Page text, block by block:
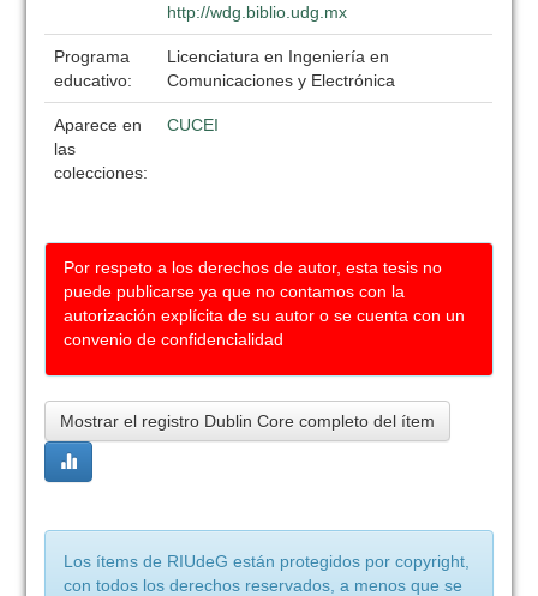
http://wdg.biblio.udg.mx
Programa
educativo:
Licenciatura en Ingeniería en
Comunicaciones y Electrónica
Aparece en
las
colecciones:
CUCEI
Por respeto a los derechos de autor, esta tesis no
puede publicarse ya que no contamos con la
autorización explícita de su autor o se cuenta con un
convenio de confidencialidad
Mostrar el registro Dublin Core completo del ítem
Los ítems de RIUdeG están protegidos por copyright,
con todos los derechos reservados, a menos que se